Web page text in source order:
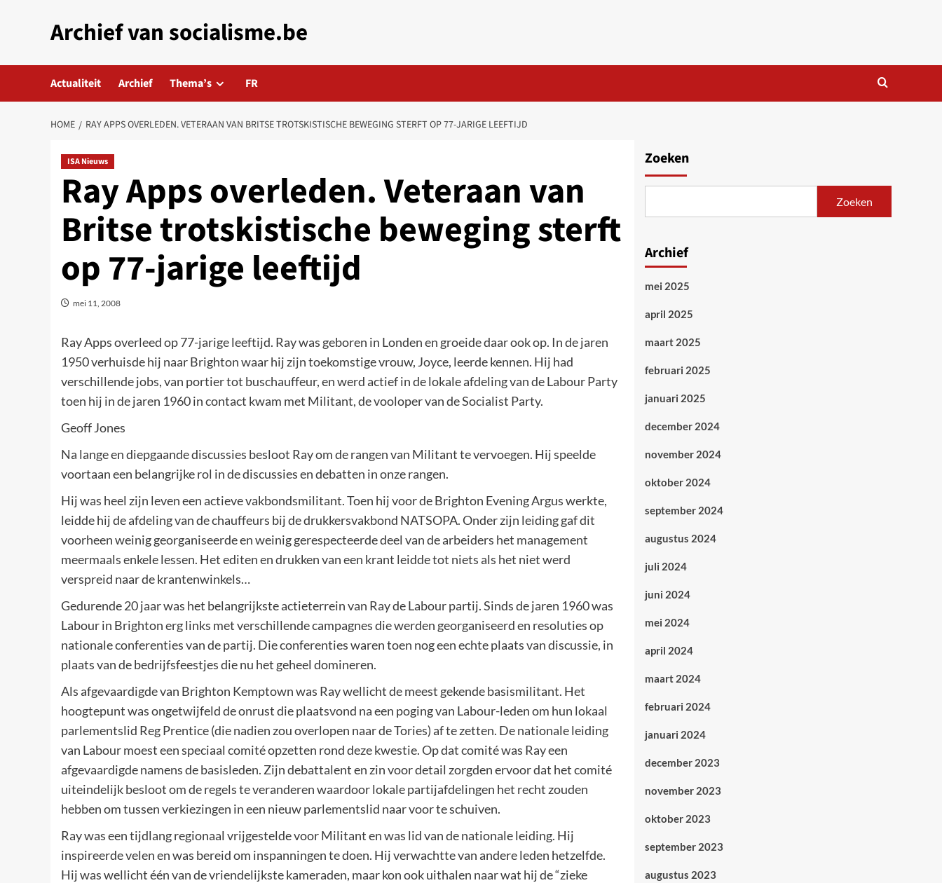
Archief van socialisme.be
Actualiteit Archief Thema’s FR
HOME RAY APPS OVERLEDEN. VETERAAN VAN BRITSE TROTSKISTISCHE BEWEGING STERFT OP 77-JARIGE LEEFTIJD
ISA Nieuws
Ray Apps overleden. Veteraan van
Britse trotskistische beweging sterft
op 77-jarige leeftijd
mei 11, 2008
Ray Apps overleed op 77-jarige leeftijd. Ray was geboren in Londen en groeide daar ook op. In de jaren
1950 verhuisde hij naar Brighton waar hij zijn toekomstige vrouw, Joyce, leerde kennen. Hij had
verschillende jobs, van portier tot buschauffeur, en werd actief in de lokale afdeling van de Labour Party
toen hij in de jaren 1960 in contact kwam met Militant, de vooloper van de Socialist Party.
Geoff Jones
Na lange en diepgaande discussies besloot Ray om de rangen van Militant te vervoegen. Hij speelde
voortaan een belangrijke rol in de discussies en debatten in onze rangen.
Hij was heel zijn leven een actieve vakbondsmilitant. Toen hij voor de Brighton Evening Argus werkte,
leidde hij de afdeling van de chauffeurs bij de drukkersvakbond NATSOPA. Onder zijn leiding gaf dit
voorheen weinig georganiseerde en weinig gerespecteerde deel van de arbeiders het management
meermaals enkele lessen. Het editen en drukken van een krant leidde tot niets als het niet werd
verspreid naar de krantenwinkels…
Gedurende 20 jaar was het belangrijkste actieterrein van Ray de Labour partij. Sinds de jaren 1960 was
Labour in Brighton erg links met verschillende campagnes die werden georganiseerd en resoluties op
nationale conferenties van de partij. Die conferenties waren toen nog een echte plaats van discussie, in
plaats van de bedrijfsfeestjes die nu het geheel domineren.
Als afgevaardigde van Brighton Kemptown was Ray wellicht de meest gekende basismilitant. Het
hoogtepunt was ongetwijfeld de onrust die plaatsvond na een poging van Labour-leden om hun lokaal
parlementslid Reg Prentice (die nadien zou overlopen naar de Tories) af te zetten. De nationale leiding
van Labour moest een speciaal comité opzetten rond deze kwestie. Op dat comité was Ray een
afgevaardigde namens de basisleden. Zijn debattalent en zin voor detail zorgden ervoor dat het comité
uiteindelijk besloot om de regels te veranderen waardoor lokale partijafdelingen het recht zouden
hebben om tussen verkiezingen in een nieuw parlementslid naar voor te schuiven.
Ray was een tijdlang regionaal vrijgestelde voor Militant en was lid van de nationale leiding. Hij
inspireerde velen en was bereid om inspanningen te doen. Hij verwachtte van andere leden hetzelfde.
Hij was wellicht één van de vriendelijkste kameraden, maar kon ook uithalen naar wat hij de “zieke
Zoeken
Zoeken
Archief
mei 2025
april 2025
maart 2025
februari 2025
januari 2025
december 2024
november 2024
oktober 2024
september 2024
augustus 2024
juli 2024
juni 2024
mei 2024
april 2024
maart 2024
februari 2024
januari 2024
december 2023
november 2023
oktober 2023
september 2023
augustus 2023